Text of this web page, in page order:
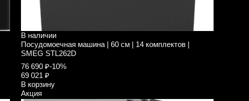
В наличии
Посудомоечная машина | 60 см | 14 комплектов |
SMEG STL262D
76 690 ₽-10%
69 021 ₽
В корзину
Акция